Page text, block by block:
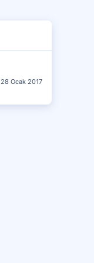
28 Ocak 2017